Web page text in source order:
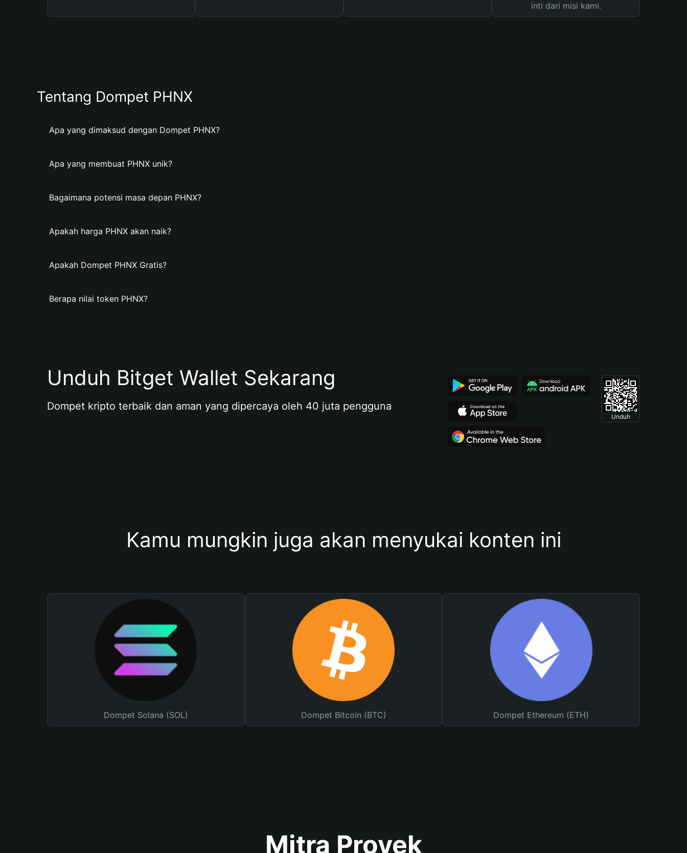
inti dari misi kami.
Tentang Dompet PHNX
Apa yang dimaksud dengan Dompet PHNX?
Apa yang membuat PHNX unik?
Bagaimana potensi masa depan PHNX?
Apakah harga PHNX akan naik?
Apakah Dompet PHNX Gratis?
Berapa nilai token PHNX?
Unduh Bitget Wallet Sekarang
Dompet kripto terbaik dan aman yang dipercaya oleh 40 juta pengguna
Unduh
Kamu mungkin juga akan menyukai konten ini
Dompet Solana (SOL) Dompet Bitcoin (BTC) Dompet Ethereum (ETH)
Mitra Proyek